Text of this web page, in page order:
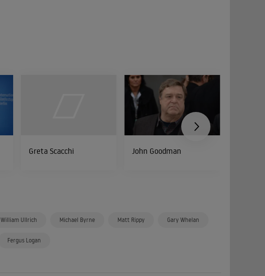
Greta Scacchi John Goodman
William Ullrich Michael Byrne Matt Rippy Gary Whelan
Fergus Logan